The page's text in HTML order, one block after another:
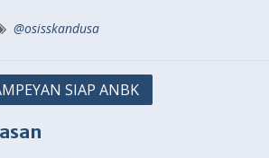
@osisskandusa
SIAP ANBK